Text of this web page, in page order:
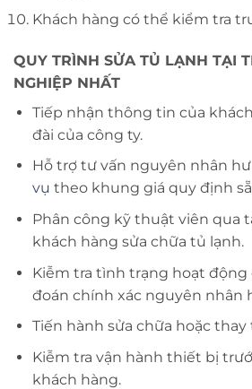
Khách hàng có thể kiểm tra
QUY TRÌNH SỬA TỦ LẠNH TẠI
NGHIỆP NHẤT
Tiếp nhận thông tin của
đài của công ty.
Hỗ trợ tư vấn nguyên nhân
vụ theo khung giá quy định
Phân công kỹ thuật viên qua
khách hàng sửa chữa tủ lạnh.
Kiễm tra tình trạng hoạt động
đoán chính xác nguyên nhân
Tiến hành sửa chữa hoặc
Kiễm tra vận hành thiết bị
khách hàng.